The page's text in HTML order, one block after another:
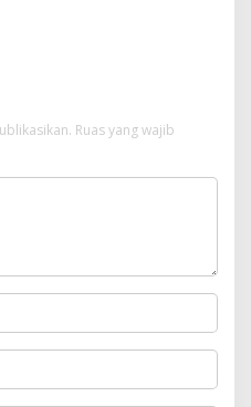
Ruas yang wajib